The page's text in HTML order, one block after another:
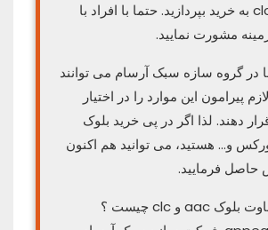
بلوک aac و clc به خرید بپردازید. حتما با افراد با
مشورت نمایید.
در گروه سازه سبک آرسام می توانند
پیرامون این موارد را در اختیار
دهند. لذا اگر در پی خرید بلوک
و… هستید، می توانید هم اکنون
حاصل فرمایید.
The post تفاوت بلوک aac و clc چیست ؟